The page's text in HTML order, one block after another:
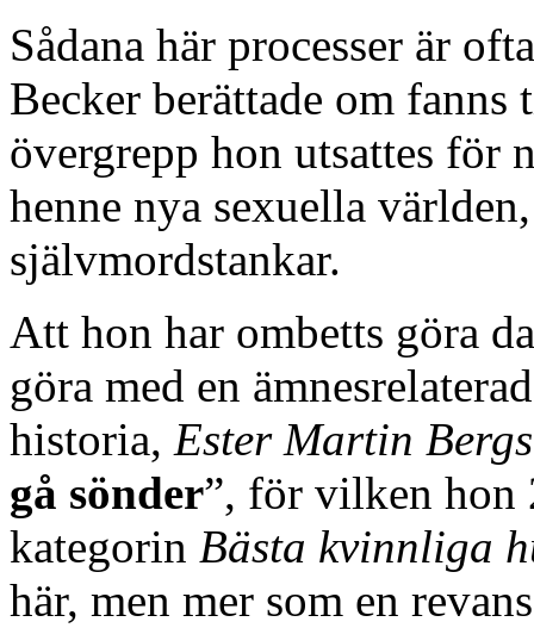
Sådana här processer är
Becker berättade om
övergrepp hon utsattes för
henne nya sexuella
självmordstankar.
Att hon har ombetts göra
göra med en
historia, Ester Martin
gå sönder”, för vilken
kategorin Bästa kvinnliga
här, men mer som en